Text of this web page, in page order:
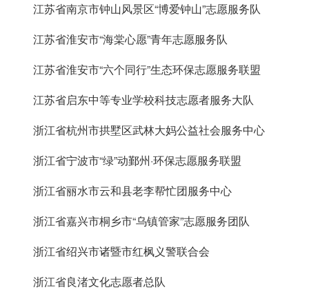
江苏省南京市钟山风景区“博爱钟山”志愿服务队
江苏省淮安市“海棠心愿”青年志愿服务队
江苏省淮安市“六个同行”生态环保志愿服务联盟
江苏省启东中等专业学校科技志愿者服务大队
浙江省杭州市拱墅区武林大妈公益社会服务中心
浙江省宁波市“绿”动鄞州·环保志愿服务联盟
浙江省丽水市云和县老李帮忙团服务中心
浙江省嘉兴市桐乡市“乌镇管家”志愿服务团队
浙江省绍兴市诸暨市红枫义警联合会
浙江省良渚文化志愿者总队